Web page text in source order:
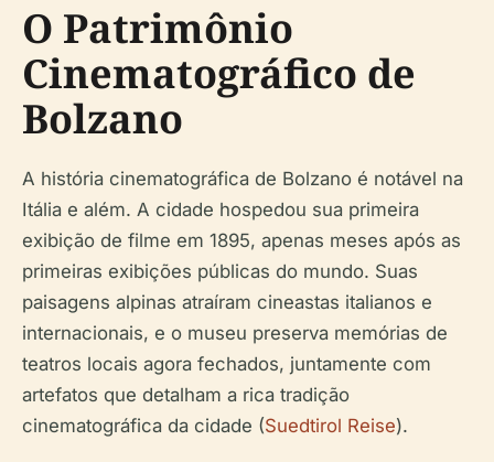
O Patrimônio
Cinematográfico de
Bolzano
A história cinematográfica de Bolzano é notável na
Itália e além. A cidade hospedou sua primeira
exibição de filme em 1895, apenas meses após as
primeiras exibições públicas do mundo. Suas
paisagens alpinas atraíram cineastas italianos e
internacionais, e o museu preserva memórias de
teatros locais agora fechados, juntamente com
artefatos que detalham a rica tradição
cinematográfica da cidade (Suedtirol Reise).